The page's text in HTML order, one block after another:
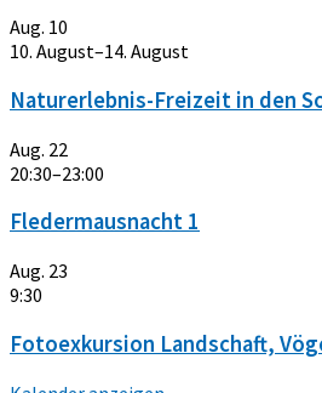
Aug. 10
10. August–14. August
Naturerlebnis-Freizeit in den
Aug. 22
20:30–23:00
Fledermausnacht 1
Aug. 23
9:30
Fotoexkursion Landschaft,